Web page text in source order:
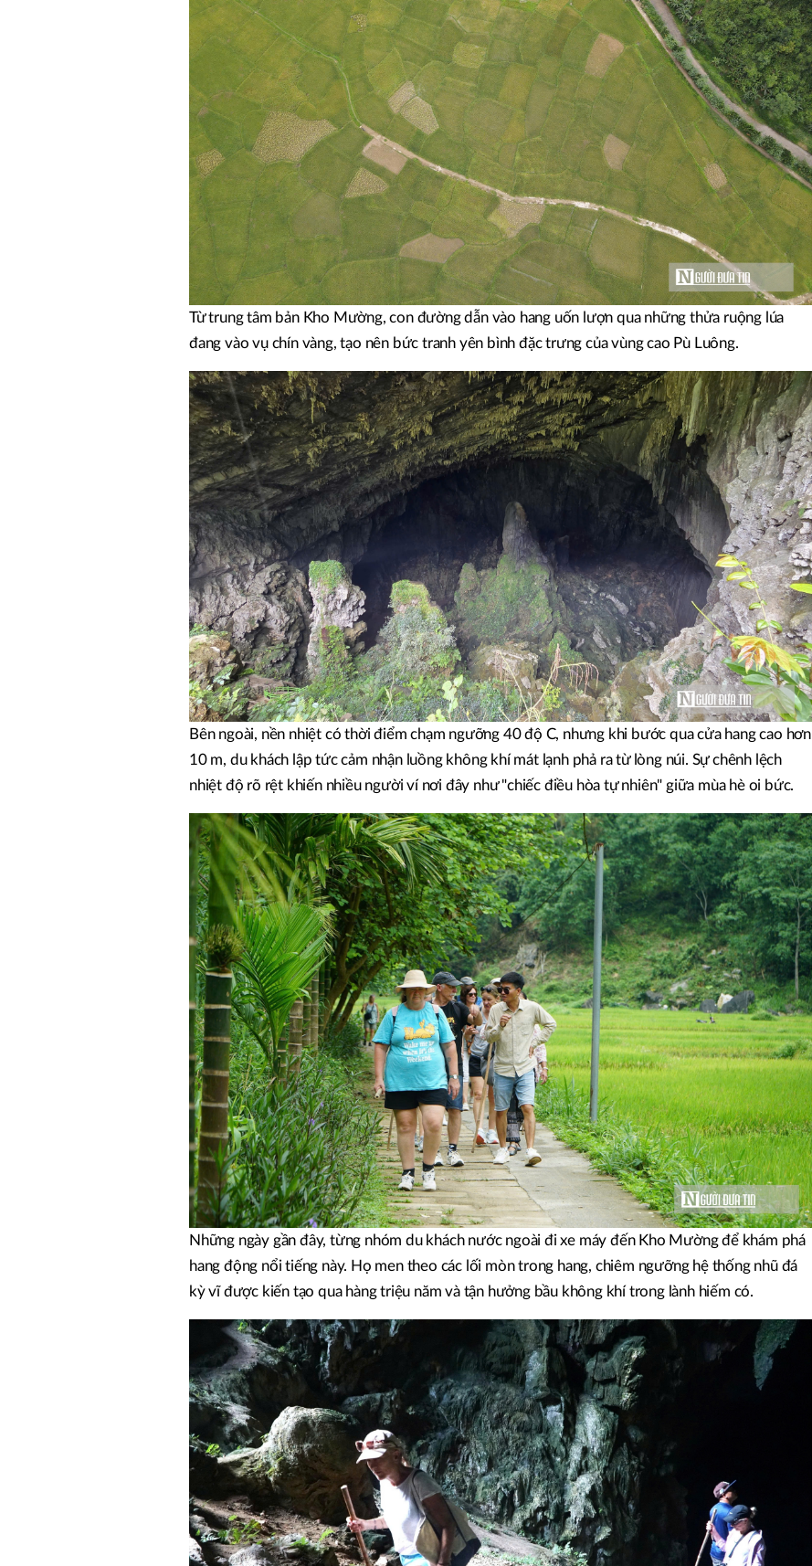
Từ trung tâm bản Kho Mường, con đường dẫn vào hang uốn lượn qua những thửa ruộng lúa
đang vào vụ chín vàng, tạo nên bức tranh yên bình đặc trưng của vùng cao Pù Luông.
Bên ngoài, nền nhiệt có thời điểm chạm ngưỡng 40 độ C, nhưng khi bước qua cửa hang cao hơn
10 m, du khách lập tức cảm nhận luồng không khí mát lạnh phả ra từ lòng núi. Sự chênh lệch
nhiệt độ rõ rệt khiến nhiều người ví nơi đây như "chiếc điều hòa tự nhiên" giữa mùa hè oi bức.
Những ngày gần đây, từng nhóm du khách nước ngoài đi xe máy đến Kho Mường để khám phá
hang động nổi tiếng này. Họ men theo các lối mòn trong hang, chiêm ngưỡng hệ thống nhũ đá
kỳ vĩ được kiến tạo qua hàng triệu năm và tận hưởng bầu không khí trong lành hiếm có.